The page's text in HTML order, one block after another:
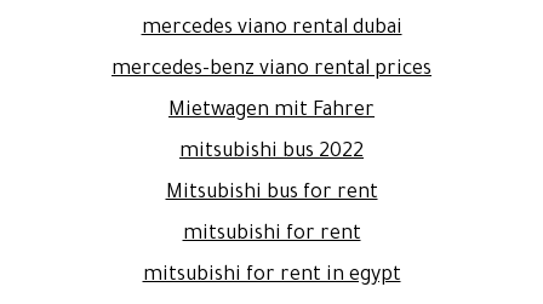
mercedes viano rental dubai
mercedes-benz viano rental prices
Mietwagen mit Fahrer
mitsubishi bus 2022
Mitsubishi bus for rent
mitsubishi for rent
mitsubishi for rent in egypt